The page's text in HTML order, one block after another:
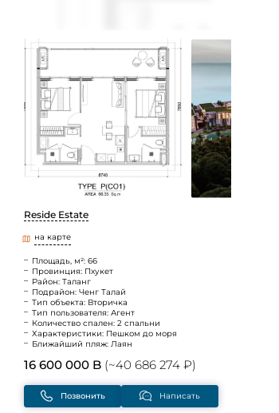
Reside Estate
на карте
Площадь, м²: 66
Провинция: Пхукет
Район: Таланг
Подрайон: Ченг Талай
Тип объекта: Вторичка
Тип пользователя: Агент
Количество спален: 2 спальни
Характеристики: Пешком до моря
Ближайший пляж: Лаян
16 600 000 B (~40 686 274 ₽)
Позвонить Написать